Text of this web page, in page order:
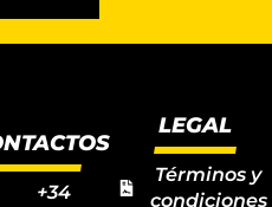
+34
LEGAL
Términos y
condiciones